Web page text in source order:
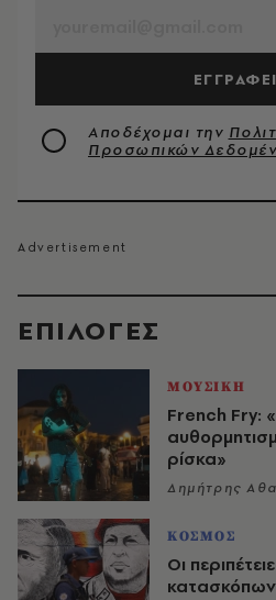
EΠΙΛΟΓΈΣ
ΜΟΥΣΙΚΗ
French Fry:
ρίσκα»
Δημήτρης
ΚΟΣΜΟΣ
Οι
κατασκόπων
Αποδέχομαι την
Προσωπικών